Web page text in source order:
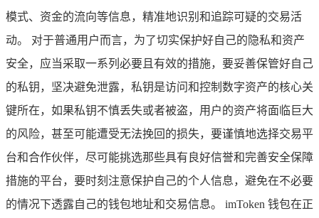
模式、资金的流向等信息，精准地识别和追踪可疑的交易活
动。 对于普通用户而言，为了切实保护好自己的隐私和资产
安全，应当采取一系列必要且有效的措施，要妥善保管好自己
的私钥，坚决避免泄露，私钥是访问和控制数字资产的核心关
键所在，如果私钥不慎丢失或者被盗，用户的资产将面临巨大
的风险，甚至可能遭受无法挽回的损失，要谨慎地选择交易平
台和合作伙伴，尽可能挑选那些具有良好信誉和完善安全保障
措施的平台，要时刻注意保护自己的个人信息，避免在不必要
的情况下透露自己的钱包地址和交易信息。 imToken 钱包在正